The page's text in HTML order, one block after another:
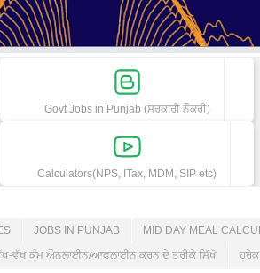
Govt Jobs in Punjab (ਸਰਕਾਰੀ ਨੌਕਰੀ)
Calculators(NPS, ITax, MDM, SIP etc)
JOBS IN PUNJAB MID DAY MEAL
ਵੱਖ ਕੰਮ ਔਨਲਾਈਨ/ਆਫਲਾਈਨ ਕਰਨ ਦੇ ਤਰੀਕੇ ਸਿੱਖੋ ਹਰੇਕ